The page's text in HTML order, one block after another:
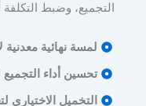
التجميع، وضبط التكلفة
لمسة نهائية معدنية
تحسين أداء التجميع
التخميل الاختياري